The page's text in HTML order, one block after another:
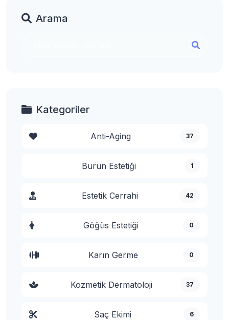
Arama
Kategoriler
Anti-Aging 37
Burun Estetiği 1
Estetik Cerrahi 42
Göğüs Estetiği 0
Karın Germe 0
Kozmetik Dermatoloji 37
Saç Ekimi 6